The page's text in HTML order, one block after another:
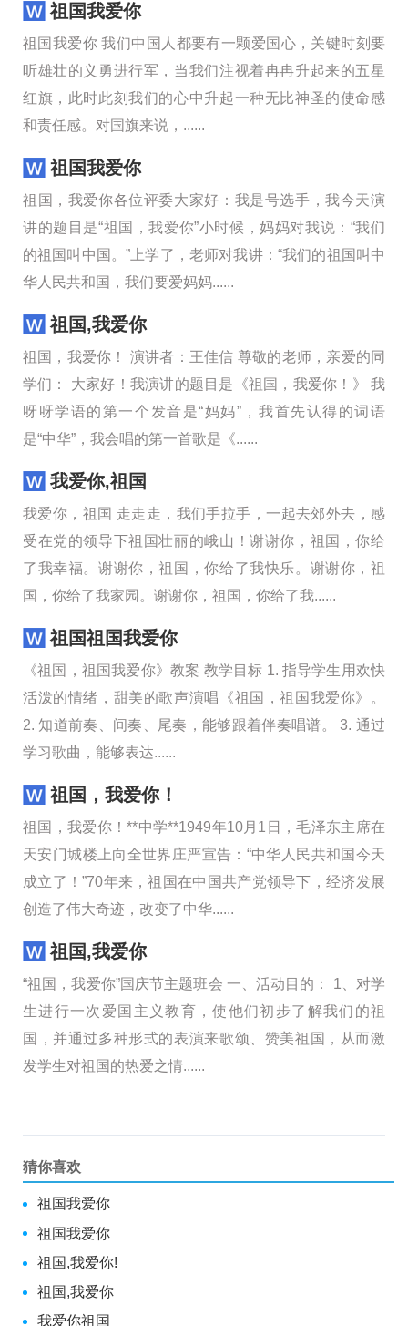
祖国我爱你
祖国我爱你 我们中国人都要有一颗爱国心，关键时刻要
听雄壮的义勇进行军，当我们注视着冉冉升起来的五星
红旗，此时此刻我们的心中升起一种无比神圣的使命感
和责任感。对国旗来说，......
祖国我爱你
祖国，我爱你各位评委大家好：我是号选手，我今天演
讲的题目是“祖国，我爱你”小时候，妈妈对我说：“我们
的祖国叫中国。”上学了，老师对我讲：“我们的祖国叫中
华人民共和国，我们要爱妈妈......
祖国,我爱你
祖国，我爱你！ 演讲者：王佳信 尊敬的老师，亲爱的同
学们： 大家好！我演讲的题目是《祖国，我爱你！》 我
呀呀学语的第一个发音是“妈妈”，我首先认得的词语
是“中华”，我会唱的第一首歌是《......
我爱你,祖国
我爱你，祖国 走走走，我们手拉手，一起去郊外去，感
受在党的领导下祖国壮丽的峨山！谢谢你，祖国，你给
了我幸福。谢谢你，祖国，你给了我快乐。谢谢你，祖
国，你给了我家园。谢谢你，祖国，你给了我......
祖国祖国我爱你
《祖国，祖国我爱你》教案 教学目标 1. 指导学生用欢快
活泼的情绪，甜美的歌声演唱《祖国，祖国我爱你》。
2. 知道前奏、间奏、尾奏，能够跟着伴奏唱谱。 3. 通过
学习歌曲，能够表达......
祖国，我爱你！
祖国，我爱你！**中学**1949年10月1日，毛泽东主席在
天安门城楼上向全世界庄严宣告：“中华人民共和国今天
成立了！”70年来，祖国在中国共产党领导下，经济发展
创造了伟大奇迹，改变了中华......
祖国,我爱你
“祖国，我爱你”国庆节主题班会 一、活动目的： 1、对学
生进行一次爱国主义教育，使他们初步了解我们的祖
国，并通过多种形式的表演来歌颂、赞美祖国，从而激
发学生对祖国的热爱之情......
猜你喜欢
祖国我爱你
祖国我爱你
祖国,我爱你!
祖国,我爱你
我爱你祖国